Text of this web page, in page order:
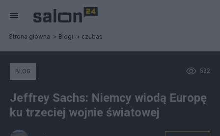
Strona główna Blogi czubas
532
BLOG
Jeffrey Sachs: Niemcy wiodą Europę
ku trzeciej wojnie światowej